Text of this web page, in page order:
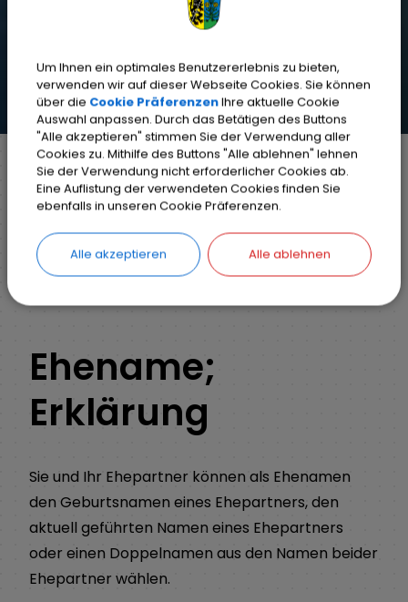
Markt Weisendorf Bürgerinfo
Rathaus
Ihr Anliegen
Detail
ZURÜCK
Ehename;
Erklärung
Sie und Ihr Ehepartner können als Ehenamen
den Geburtsnamen eines Ehepartners, den
aktuell geführten Namen eines Ehepartners
oder einen Doppelnamen aus den Namen beider
Ehepartner wählen.
Um Ihnen ein optimales Benutzererlebnis zu bieten,
verwenden wir auf dieser Webseite Cookies. Sie können
über die Cookie PräferenzenIhre aktuelle Cookie
Auswahl anpassen. Durch das Betätigen des Buttons
"Alle akzeptieren" stimmen Sie der Verwendung aller
Cookies zu. Mithilfe des Buttons "Alle ablehnen" lehnen
Sie der Verwendung nicht erforderlicher Cookies ab.
Eine Auflistung der verwendeten Cookies finden Sie
ebenfalls in unseren Cookie Präferenzen.
Alle akzeptieren Alle ablehnen